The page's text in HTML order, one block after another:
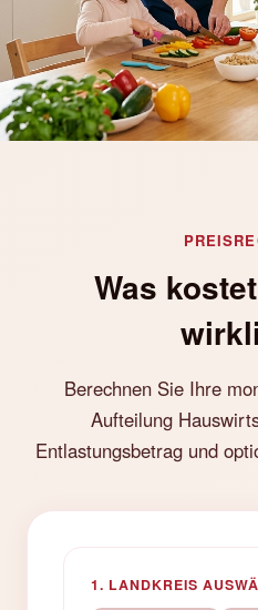
Was
Berechnen Sie Ihre
Aufteilung
Entlastungsbetrag und
1. LANDKREIS